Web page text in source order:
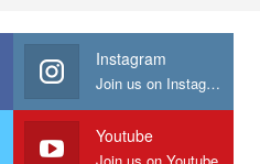
Instagram
Join us on Instagram
Youtube